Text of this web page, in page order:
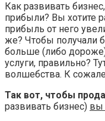
Как развивать
прибыли? Вы хотите
прибыль от него
же? Чтобы получали
больше (либо
услуги, правильно?
волшебства. К
Так вот, чтобы
развивать бизнес) вы